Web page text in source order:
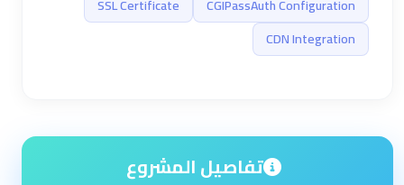
CGIPassAuth Configuration
SSL Certificate
CDN Integration
تفاصيل المشروع